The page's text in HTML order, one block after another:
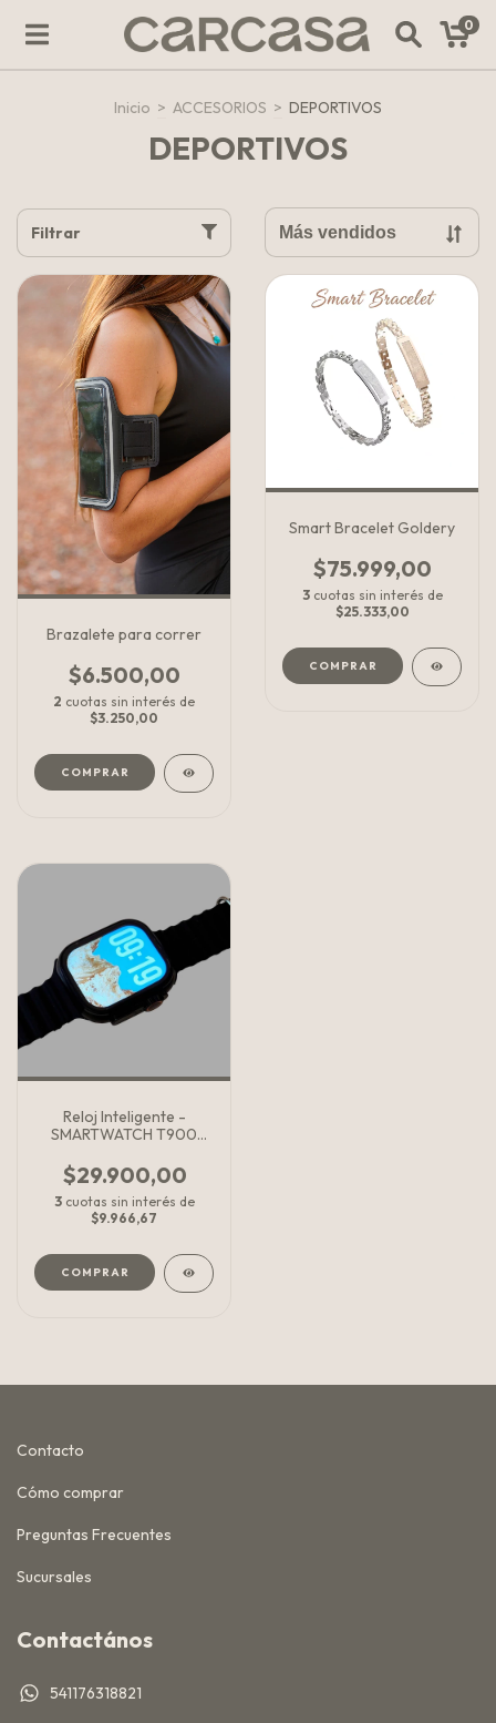
0
Inicio > ACCESORIOS > DEPORTIVOS
DEPORTIVOS
Filtrar
Brazalete para correr
$6.500,00
2 cuotas sin interés de
$3.250,00
COMPRAR
Smart Bracelet Goldery
$75.999,00
3 cuotas sin interés de
$25.333,00
COMPRAR
Reloj Inteligente -
SMARTWATCH T900
$29.900,00
3 cuotas sin interés de
$9.966,67
COMPRAR
Contacto
Cómo comprar
Preguntas Frecuentes
Sucursales
Contactános
541176318821